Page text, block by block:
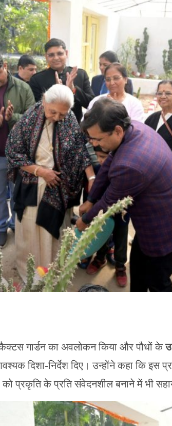
गार्डन का अवलोकन किया और पौधों के
दिशा-निर्देश दिए। उन्होंने कहा कि इस
को प्रकृति के प्रति संवेदनशील बनाने में भी